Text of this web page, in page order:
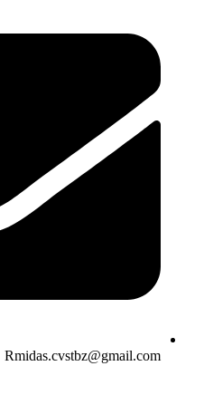
Rmidas.cvstbz@gmail.com